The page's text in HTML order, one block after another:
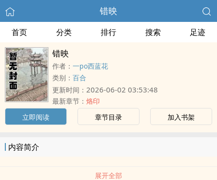
错映
首页 分类 排行 搜索 足迹
错映
作者： 一po西蓝花
类别： 百合
更新时间： 2026-06-02 03:53:48
最新章节： 烙印
立即阅读
章节目录 加入书架
内容简介
展开全部